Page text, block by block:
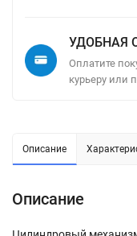
УДОБНАЯ
Оплатите
курьеру или
Описание
Описание